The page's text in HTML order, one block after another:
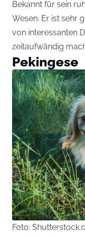
Bekannt für sein
Wesen. Er ist sehr
von interessanten
zeitaufwändig
Pekingese
Foto: